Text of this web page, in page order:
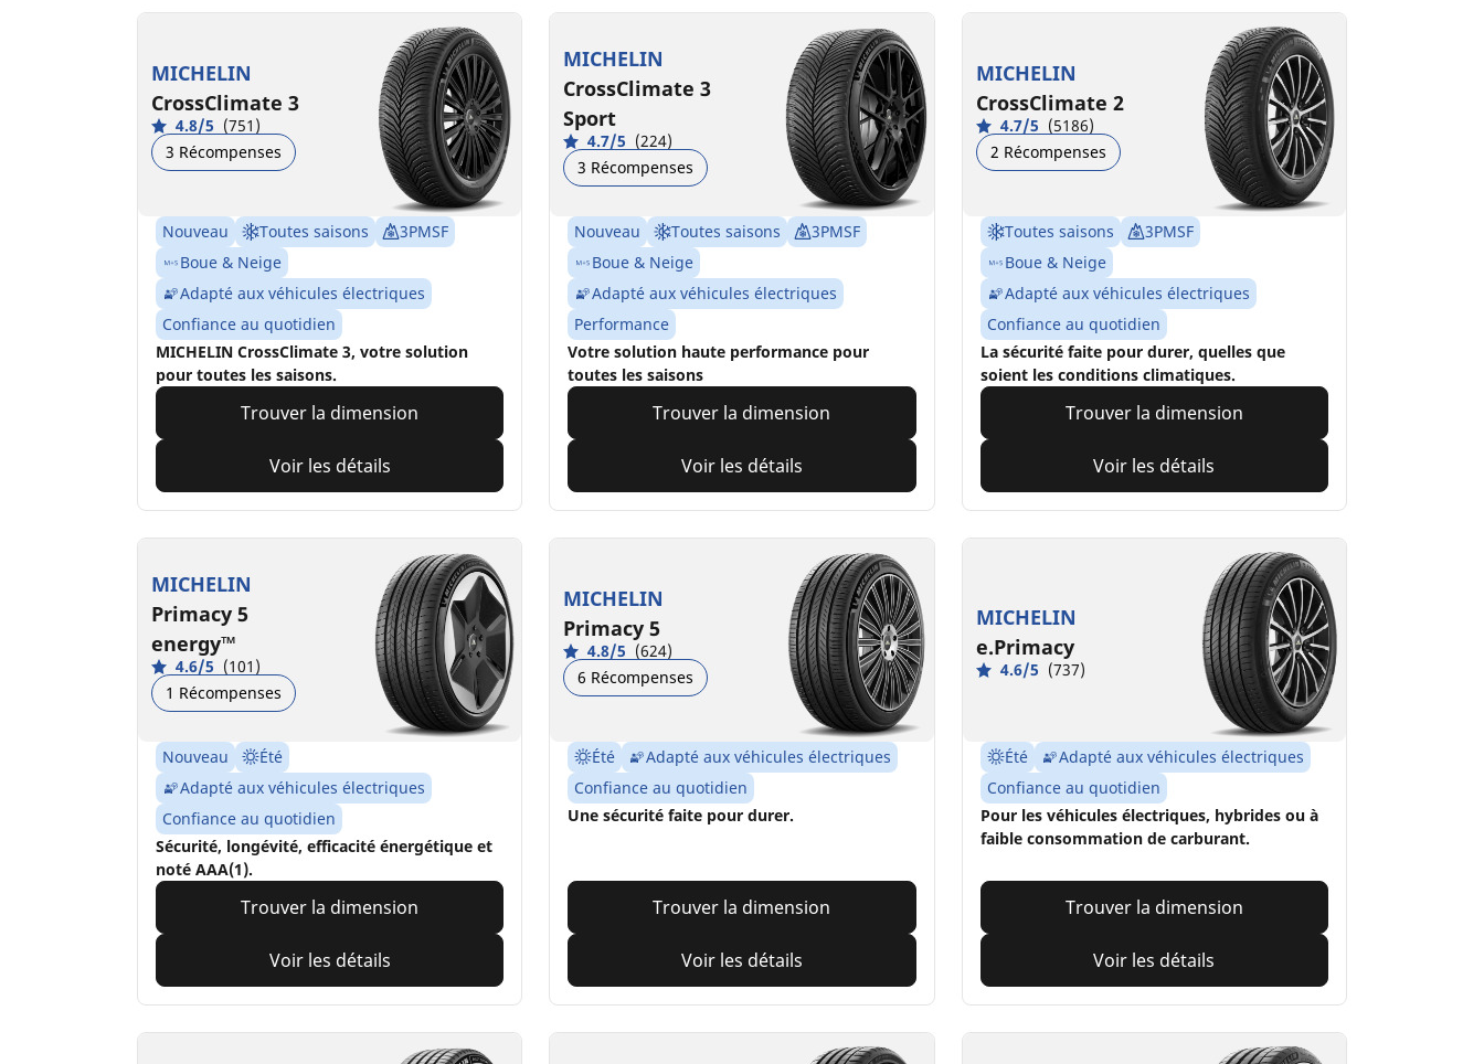
MICHELIN
CrossClimate 3
4.8/5 (751)
3 Récompenses
Nouveau Toutes saisons
3PMSF
Boue & Neige
Adapté aux véhicules électriques
Confiance au quotidien
MICHELIN CrossClimate 3, votre solution
pour toutes les saisons.
Trouver la dimension
Voir les détails
MICHELIN
CrossClimate 3
Sport
4.7/5 (224)
3 Récompenses
Nouveau Toutes saisons
3PMSF
Boue & Neige
Adapté aux véhicules électriques
Performance
Votre solution haute performance pour
toutes les saisons
Trouver la dimension
Voir les détails
MICHELIN
CrossClimate 2
4.7/5 (5186)
2 Récompenses
Toutes saisons
3PMSF
Boue & Neige
Adapté aux véhicules électriques
Confiance au quotidien
La sécurité faite pour durer, quelles que
soient les conditions climatiques.
Trouver la dimension
Voir les détails
MICHELIN
Primacy 5
energy™
4.6/5 (101)
1 Récompenses
Nouveau
Été
Adapté aux véhicules électriques
Confiance au quotidien
Sécurité, longévité, efficacité énergétique et
noté AAA(1).
Trouver la dimension
Voir les détails
MICHELIN
Primacy 5
4.8/5 (624)
6 Récompenses
Été
Adapté aux véhicules électriques
Confiance au quotidien
Une sécurité faite pour durer.
Trouver la dimension
Voir les détails
MICHELIN
e.Primacy
4.6/5 (737)
Été
Adapté aux véhicules électriques
Confiance au quotidien
Pour les véhicules électriques, hybrides ou à
faible consommation de carburant.
Trouver la dimension
Voir les détails